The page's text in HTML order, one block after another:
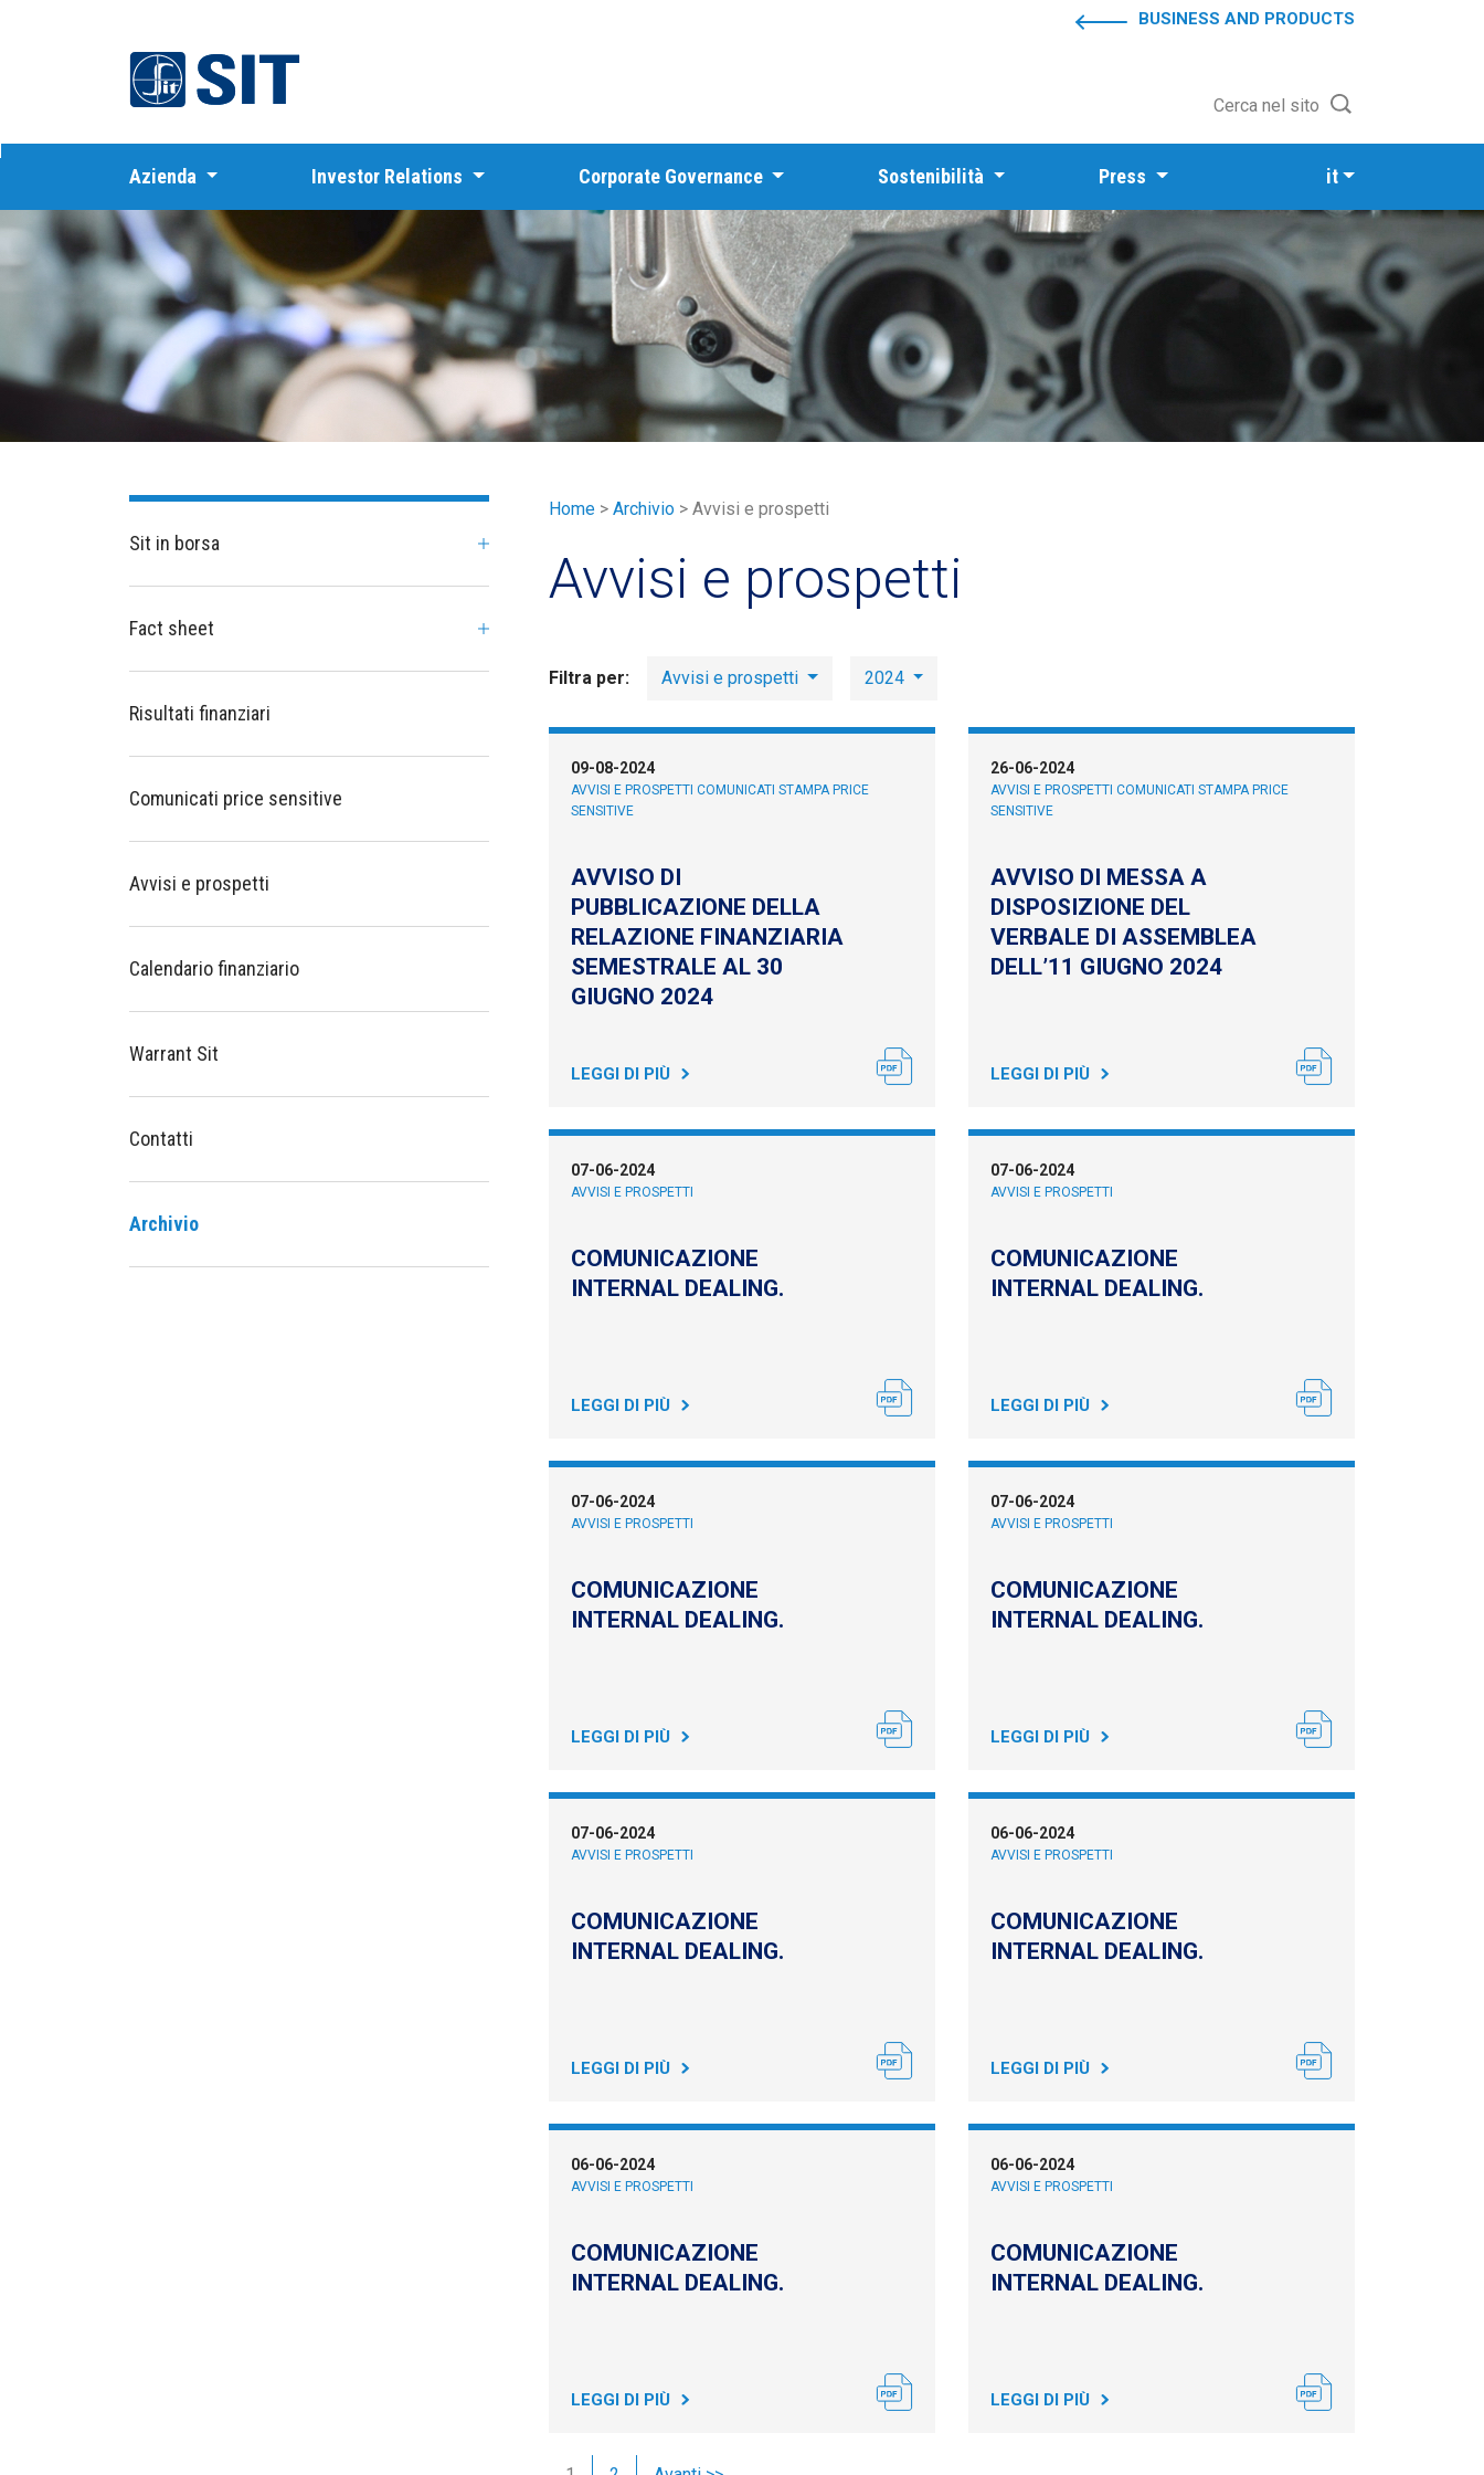
BUSINESS AND PRODUCTS
SIT
Cerca nel sito
it
Azienda Investor Relations Corporate Governance Sostenibilità Press
Home> Archivio> Avvisi e prospetti
Avvisi e prospetti
Filtra per: Avvisi e prospetti 2024
09-08-2024
AVVISI E PROSPETTI COMUNICATI STAMPA PRICE
SENSITIVE
AVVISO DI
PUBBLICAZIONE DELLA
RELAZIONE FINANZIARIA
SEMESTRALE AL 30
GIUGNO 2024
LEGGI DI PIÙ
26-06-2024
AVVISI E PROSPETTI COMUNICATI STAMPA PRICE
SENSITIVE
AVVISO DI MESSA A
DISPOSIZIONE DEL
VERBALE DI ASSEMBLEA
DELL’11 GIUGNO 2024
LEGGI DI PIÙ
07-06-2024
AVVISI E PROSPETTI
COMUNICAZIONE
INTERNAL DEALING.
LEGGI DI PIÙ
07-06-2024
AVVISI E PROSPETTI
COMUNICAZIONE
INTERNAL DEALING.
LEGGI DI PIÙ
07-06-2024
AVVISI E PROSPETTI
COMUNICAZIONE
INTERNAL DEALING.
LEGGI DI PIÙ
07-06-2024
AVVISI E PROSPETTI
COMUNICAZIONE
INTERNAL DEALING.
LEGGI DI PIÙ
07-06-2024
AVVISI E PROSPETTI
COMUNICAZIONE
INTERNAL DEALING.
LEGGI DI PIÙ
06-06-2024
AVVISI E PROSPETTI
COMUNICAZIONE
INTERNAL DEALING.
LEGGI DI PIÙ
06-06-2024
AVVISI E PROSPETTI
COMUNICAZIONE
INTERNAL DEALING.
LEGGI DI PIÙ
06-06-2024
AVVISI E PROSPETTI
COMUNICAZIONE
INTERNAL DEALING.
LEGGI DI PIÙ
Sit in borsa
Fact sheet
Risultati finanziari
Comunicati price sensitive
Avvisi e prospetti
Calendario finanziario
Warrant Sit
Contatti
Archivio